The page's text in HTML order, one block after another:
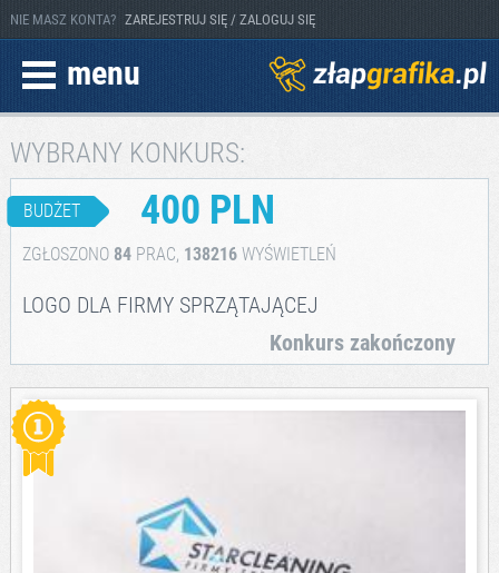
NIE MASZ KONTA? ZAREJESTRUJ SIĘ / ZALOGUJ SIĘ
menu
WYBRANY KONKURS:
BUDŻET 400 PLN
ZGŁOSZONO 84PRAC, 138216WYŚWIETLEŃ
LOGO DLA FIRMY SPRZĄTAJĄCEJ
Konkurs zakończony